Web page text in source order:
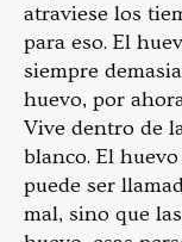
atraviese los
para eso. El
siempre
huevo, por
Vive dentro de
blanco. El
puede ser
mal, sino que